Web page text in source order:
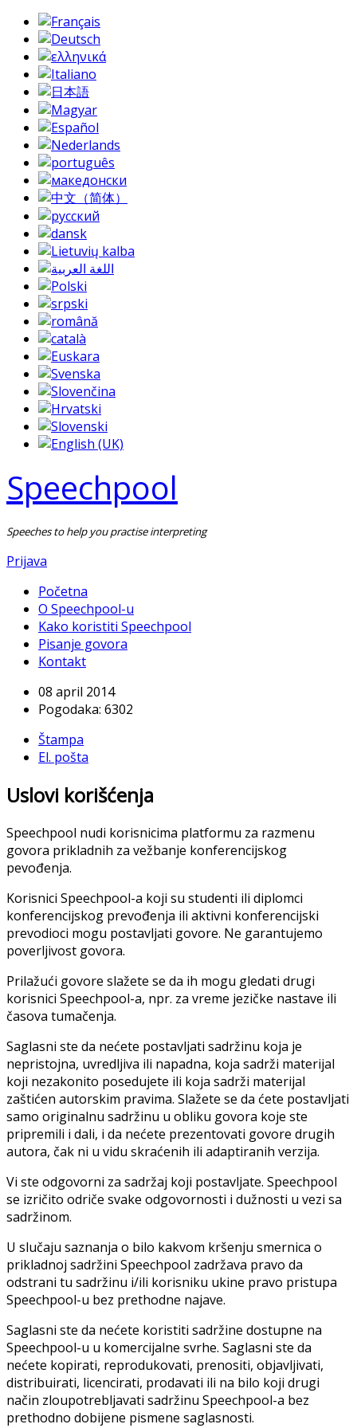
Speechpool
Speeches to help you practise interpreting
Prijava
Početna
O Speechpool-u
Kako koristiti Speechpool
Pisanje govora
Kontakt
08 april 2014
Pogodaka: 6302
Štampa
El. pošta
Uslovi korišćenja
Speechpool nudi korisnicima platformu za razmenu
govora prikladnih za vežbanje konferencijskog
pevođenja.
Korisnici Speechpool-a koji su studenti ili diplomci
konferencijskog prevođenja ili aktivni konferencijski
prevodioci mogu postavljati govore. Ne garantujemo
poverljivost govora.
Prilažući govore slažete se da ih mogu gledati drugi
korisnici Speechpool-a, npr. za vreme jezičke nastave ili
časova tumačenja.
Saglasni ste da nećete postavljati sadržinu koja je
nepristojna, uvredljiva ili napadna, koja sadrži materijal
koji nezakonito posedujete ili koja sadrži materijal
zaštićen autorskim pravima. Slažete se da ćete postavljati
samo originalnu sadržinu u obliku govora koje ste
pripremili i dali, i da nećete prezentovati govore drugih
autora, čak ni u vidu skraćenih ili adaptiranih verzija.
Vi ste odgovorni za sadržaj koji postavljate. Speechpool
se izričito odriče svake odgovornosti i dužnosti u vezi sa
sadržinom.
U slučaju saznanja o bilo kakvom kršenju smernica o
prikladnoj sadržini Speechpool zadržava pravo da
odstrani tu sadržinu i/ili korisniku ukine pravo pristupa
Speechpool-u bez prethodne najave.
Saglasni ste da nećete koristiti sadržine dostupne na
Speechpool-u u komercijalne svrhe. Saglasni ste da
nećete kopirati, reprodukovati, prenositi, objavljivati,
distribuirati, licencirati, prodavati ili na bilo koji drugi
način zloupotrebljavati sadržinu Speechpool-a bez
prethodno dobijene pismene saglasnosti.